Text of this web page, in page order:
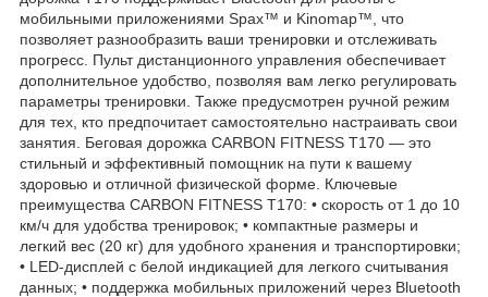
мобильными приложениями Spax™ и Kinomap™, что
позволяет разнообразить ваши тренировки и отслеживать
прогресс. Пульт дистанционного управления обеспечивает
дополнительное удобство, позволяя вам легко регулировать
параметры тренировки. Также предусмотрен ручной режим
для тех, кто предпочитает самостоятельно настраивать свои
занятия. Беговая дорожка CARBON FITNESS T170 — это
стильный и эффективный помощник на пути к вашему
здоровью и отличной физической форме. Ключевые
преимущества CARBON FITNESS T170: • скорость от 1 до 10
км/ч для удобства тренировок; • компактные размеры и
легкий вес (20 кг) для удобного хранения и транспортировки;
• LED-дисплей с белой индикацией для легкого считывания
данных; • поддержка мобильных приложений через Bluetooth